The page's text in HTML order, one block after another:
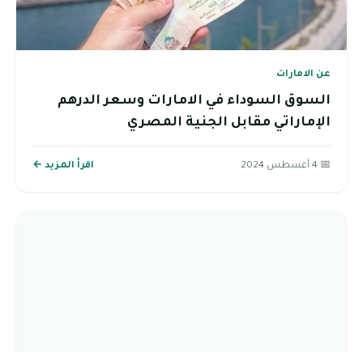
عن الامارات
السوق السوداء في الامارات وسعر الدرهم
الإماراتي مقابل الجنية المصري
📅 4 أغسطس 2024 اقرأ المزيد ←